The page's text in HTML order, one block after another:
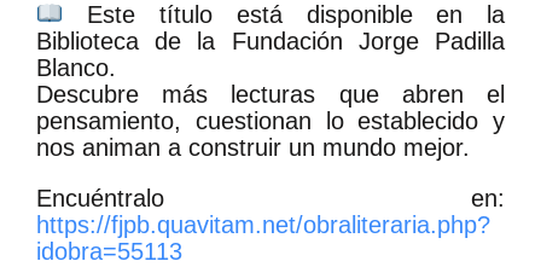
Este título está disponible en la
Biblioteca de la Fundación Jorge Padilla
Blanco.
Descubre más lecturas que abren el
pensamiento, cuestionan lo establecido y
nos animan a construir un mundo mejor.
Encuéntralo en:
https://fjpb.quavitam.net/obraliteraria.php?
idobra=55113